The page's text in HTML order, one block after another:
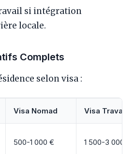
si intégration
locale.
Complets
selon visa :
Visa Nomad Visa Travail
500-1 000 € 1 500-3 000 €